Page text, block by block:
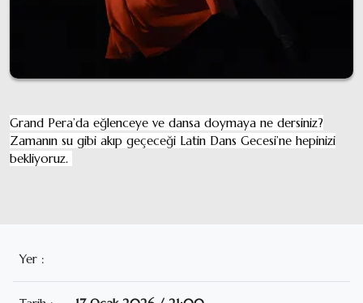
Grand Pera’da eğlenceye ve dansa doymaya ne dersiniz?
Zamanın su gibi akıp geçeceği Latin Dans Gecesi’ne hepinizi
bekliyoruz.
Yer :